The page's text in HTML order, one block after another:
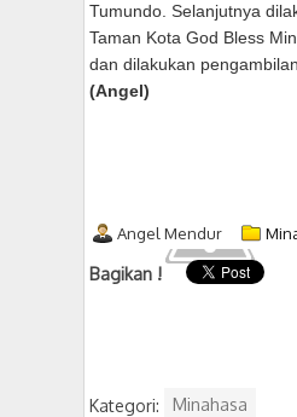
Tumundo. Selanjutnya
Taman Kota God Bless
dan dilakukan
(Angel)
Angel Mendur
Bagikan !
Kategori: Minahasa